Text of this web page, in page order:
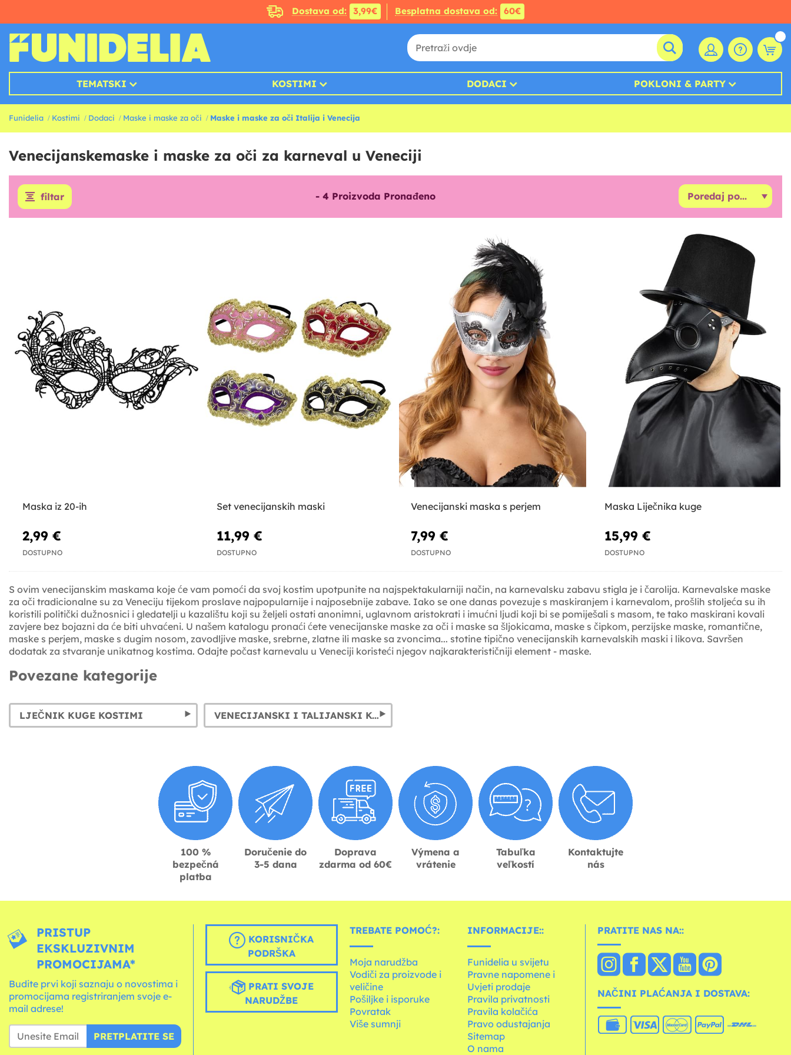
Dostava od: 3,99€ Besplatna dostava od: 60€
TEMATSKI KOSTIMI DODACI POKLONI & PARTY
Funidelia Kostimi Dodaci Maske i maske za oči Maske i maske za oči Italija i Venecija
Venecijanskemaske i maske za oči za karneval u Veneciji
filtar - 4 Proizvoda Pronađeno
Maska iz 20-ih
2,99 €
DOSTUPNO
Set venecijanskih maski
11,99 €
DOSTUPNO
Venecijanski maska s perjem
7,99 €
DOSTUPNO
Maska Liječnika kuge
15,99 €
DOSTUPNO
S ovim venecijanskim maskama koje će vam pomoći da svoj kostim upotpunite na najspektakularniji način, na karnevalsku zabavu stigla je i čarolija. Karnevalske maske
za oči tradicionalne su za Veneciju tijekom proslave najpopularnije i najposebnije zabave. Iako se one danas povezuje s maskiranjem i karnevalom, prošlih stoljeća su ih
koristili politički dužnosnici i gledatelji u kazalištu koji su željeli ostati anonimni, uglavnom aristokrati i imućni ljudi koji bi se pomiješali s masom, te tako maskirani kovali
zavjere bez bojazni da će biti uhvaćeni. U našem katalogu pronaći ćete venecijanske maske za oči i maske sa šljokicama, maske s čipkom, perzijske maske, romantične,
maske s perjem, maske s dugim nosom, zavodljive maske, srebrne, zlatne ili maske sa zvoncima... stotine tipično venecijanskih karnevalskih maski i likova. Savršen
dodatak za stvaranje unikatnog kostima. Odajte počast karnevalu u Veneciji koristeći njegov najkarakterističniji element - maske.
Povezane kategorije
LJEČNIK KUGE KOSTIMI VENECIJANSKI I TALIJANSKI KOSTIMI
100 %
bezpečná
platba
Doručenie do
3-5 dana
Doprava
zdarma od 60€
Výmena a
vrátenie
Tabuľka
veľkostí
Kontaktujte
nás
PRISTUP
EKSKLUZIVNIM
PROMOCIJAMA*
Budite prvi koji saznaju o novostima i
promocijama registriranjem svoje e-
mail adrese!
PRETPLATITE SE
KORISNIČKA
PODRŠKA
PRATI SVOJE
NARUDŽBE
TREBATE POMOĆ?:
Moja narudžba
Vodiči za proizvode i
veličine
Pošiljke i isporuke
Povratak
Više sumnji
INFORMACIJE::
Funidelia u svijetu
Pravne napomene i
Uvjeti prodaje
Pravila privatnosti
Pravila kolačića
Pravo odustajanja
Sitemap
O nama
PRATITE NAS NA::
NAČINI PLAĆANJA I DOSTAVA: